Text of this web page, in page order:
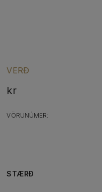
VERÐ
kr
VÖRUNÚMER:
STÆRÐ